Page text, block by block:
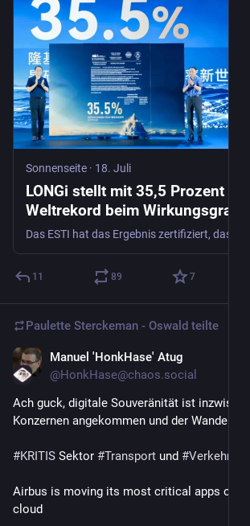
Sonnenseite · 18. Juli
LONGi stellt mit 35,5 Prozent
Weltrekord beim Wirkungsgrad
Tandemsolarzellen auf -
Ökologische Kommunikation mit
11 89 7
Paulette Sterckeman - Oswald teilte
Manuel 'HonkHase' Atug
@HonkHase@chaos.social
Ach guck, digitale Souveränität ist
Konzernen angekommen und der Wandel
#KRITIS Sektor #Transport und #Verkehr
Airbus is moving its most critical apps off
cloud